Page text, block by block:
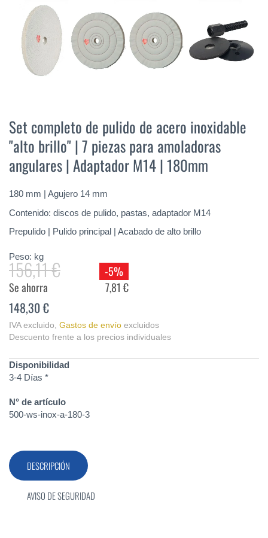
comienzo
de
la
galería
imágenes
Set completo de pulido de acero inoxidable
"alto brillo" | 7 piezas para amoladoras
angulares | Adaptador M14 | 180mm
180 mm | Agujero 14 mm
Contenido: discos de pulido, pastas, adaptador M14
Prepulido | Pulido principal | Acabado de alto brillo
Peso: kg
156,11 €
-5%
Se ahorra
7,81 €
148,30 €
IVA excluido, Gastos de envío excluidos
Descuento frente a los precios individuales
Disponibilidad
3-4 Días *
N° de artículo
500-ws-inox-a-180-3
DESCRIPCIÓN
AVISO DE SEGURIDAD